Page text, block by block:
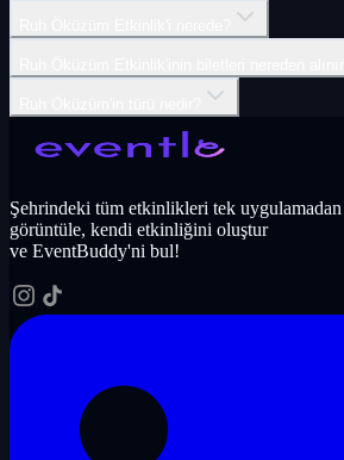
Şehrindeki tüm etkinlikleri tek uygulamadan
görüntüle, kendi etkinliğini oluştur
ve EventBuddy'ni bul!